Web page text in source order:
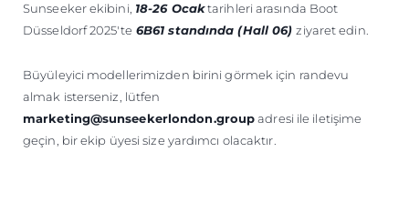
Sunseeker ekibini, 18-26 Ocaktarihleri arasında Boot
Düsseldorf 2025'te 6B61 standında (Hall 06)ziyaret edin.
Büyüleyici modellerimizden birini görmek için randevu
almak isterseniz, lütfen
marketing@sunseekerlondon.groupadresi ile iletişime
geçin, bir ekip üyesi size yardımcı olacaktır.